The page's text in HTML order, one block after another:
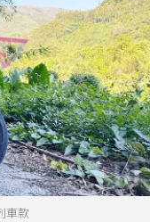
車款